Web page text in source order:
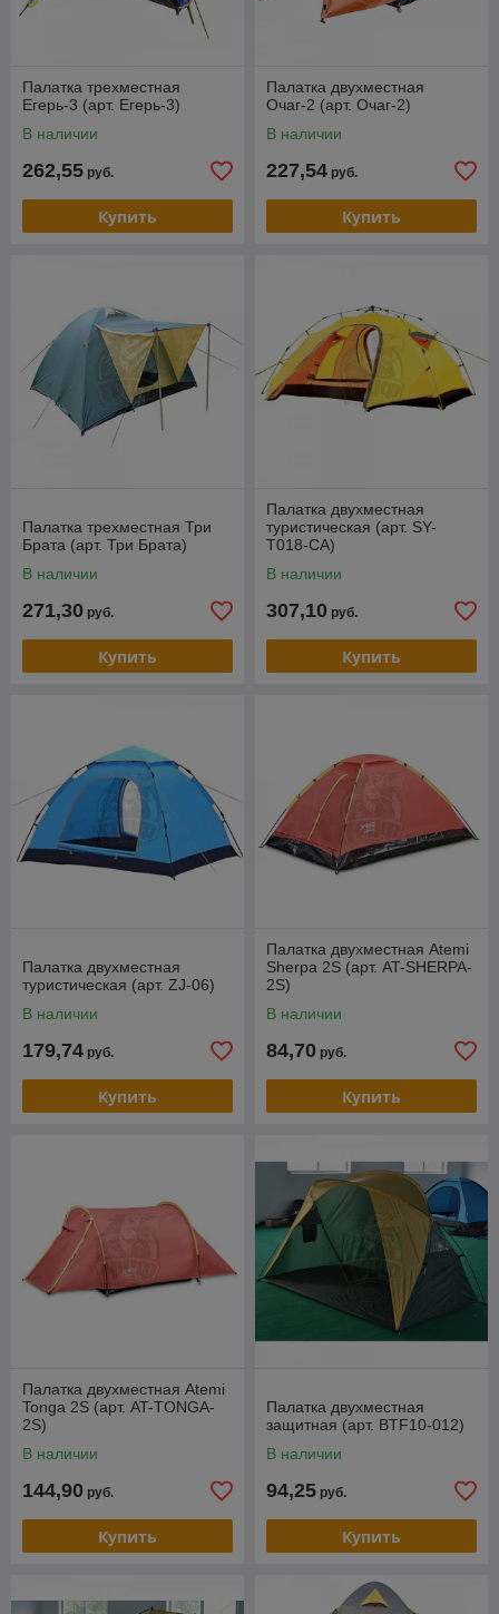
Палатка трехместная
Егерь-3 (арт. Егерь-3)
В наличии
262,55 руб.
Купить
Палатка двухместная
Очаг-2 (арт. Очаг-2)
В наличии
227,54 руб.
Купить
Палатка трехместная Три
Брата (арт. Три Брата)
В наличии
271,30 руб.
Купить
Палатка двухместная
туристическая (арт. SY-
T018-CA)
В наличии
307,10 руб.
Купить
Палатка двухместная
туристическая (арт. ZJ-06)
В наличии
179,74 руб.
Купить
Палатка двухместная Atemi
Sherpa 2S (арт. AT-SHERPA-
2S)
В наличии
84,70 руб.
Купить
Палатка двухместная Atemi
Tonga 2S (арт. AT-TONGA-
2S)
В наличии
144,90 руб.
Купить
Палатка двухместная
защитная (арт. BTF10-012)
В наличии
94,25 руб.
Купить